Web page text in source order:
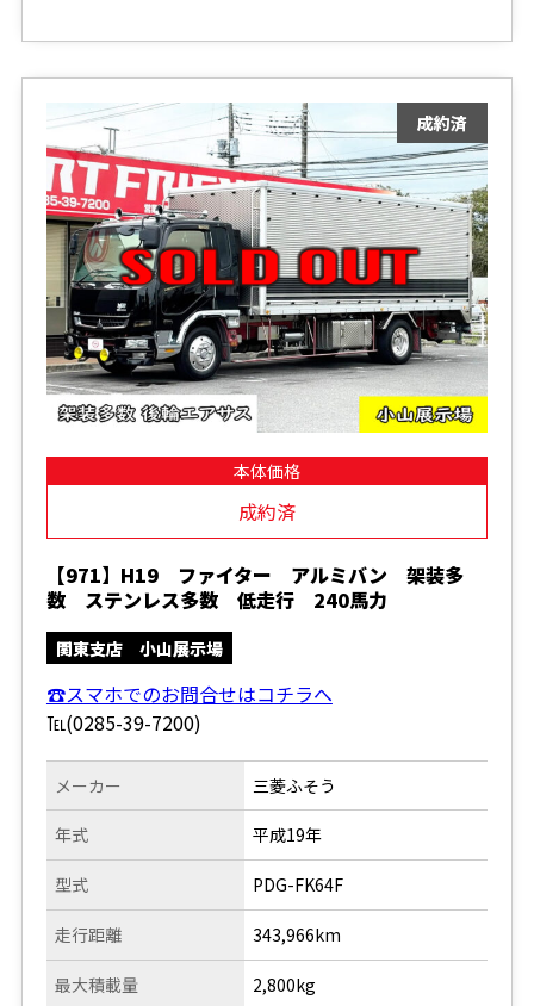
本体価格
成約済
【971】H19 ファイター アルミバン 架装多
数 ステンレス多数 低走行 240馬力
関東支店 小山展示場
☎スマホでのお問合せはコチラへ
℡(0285-39-7200)
メーカー
年式
型式
走行距離
三菱ふそう
平成19年
PDG-FK64F
343,966km
最大積載量 2,800kg